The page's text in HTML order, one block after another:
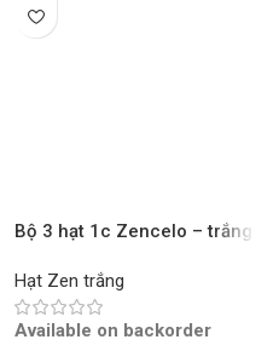
Bộ 3 hạt 1c Zencelo – trắng
Hạt Zen trắng
Available on backorder